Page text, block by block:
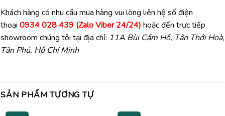
Khách hàng có nhu cầu mua hàng vui lòng liên hệ số điện
thoại 0934 028 439 (Zalo Viber 24/24) hoặc đến trực tiếp
showroom chúng tôi tại địa chỉ: 11A Bùi Cẩm Hổ, Tân Thới Hoà,
Tân Phú, Hồ Chí Minh
SẢN PHẨM TƯƠNG TỰ